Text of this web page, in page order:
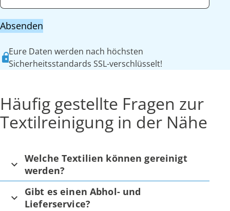
Absenden
Eure Daten werden nach höchsten
Sicherheitsstandards SSL-verschlüsselt!
Häufig gestellte Fragen zur
Textilreinigung in der Nähe
Welche Textilien können gereinigt
werden?
Gibt es einen Abhol- und
Lieferservice?